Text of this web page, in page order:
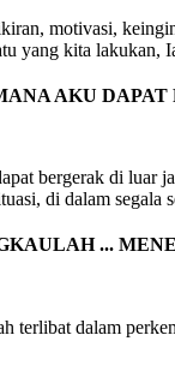
motivasi,
yang kita lakukan,
AKU
bergerak di luar
di dalam segala
...
terlibat dalam